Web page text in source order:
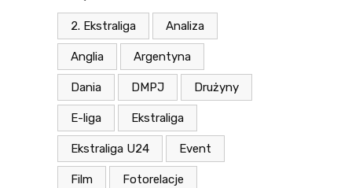
2. Ekstraliga Analiza
Anglia Argentyna
Dania DMPJ Drużyny
E-liga Ekstraliga
Ekstraliga U24 Event
Film Fotorelacje